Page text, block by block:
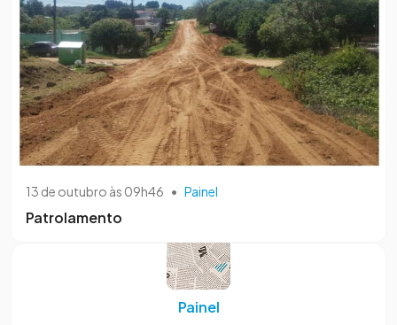
13 de outubro às 09h46 • Painel
Patrolamento
Painel